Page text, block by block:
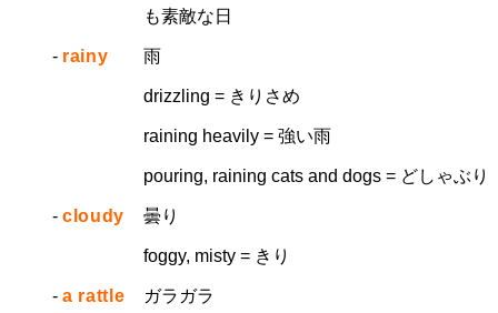
も素敵な日
- rainy 雨
drizzling = きりさめ
raining heavily = 強い雨
pouring, raining cats and dogs = どしゃぶり
- cloudy 曇り
foggy, misty = きり
- a rattle ガラガラ